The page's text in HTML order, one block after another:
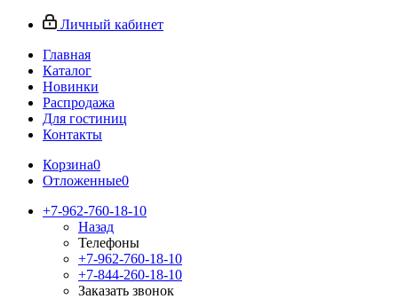
Личный кабинет
Главная
Каталог
Новинки
Распродажа
Для гостиниц
Контакты
Корзина0
Отложенные0
+7-962-760-18-10
Назад
Телефоны
+7-962-760-18-10
+7-844-260-18-10
Заказать звонок